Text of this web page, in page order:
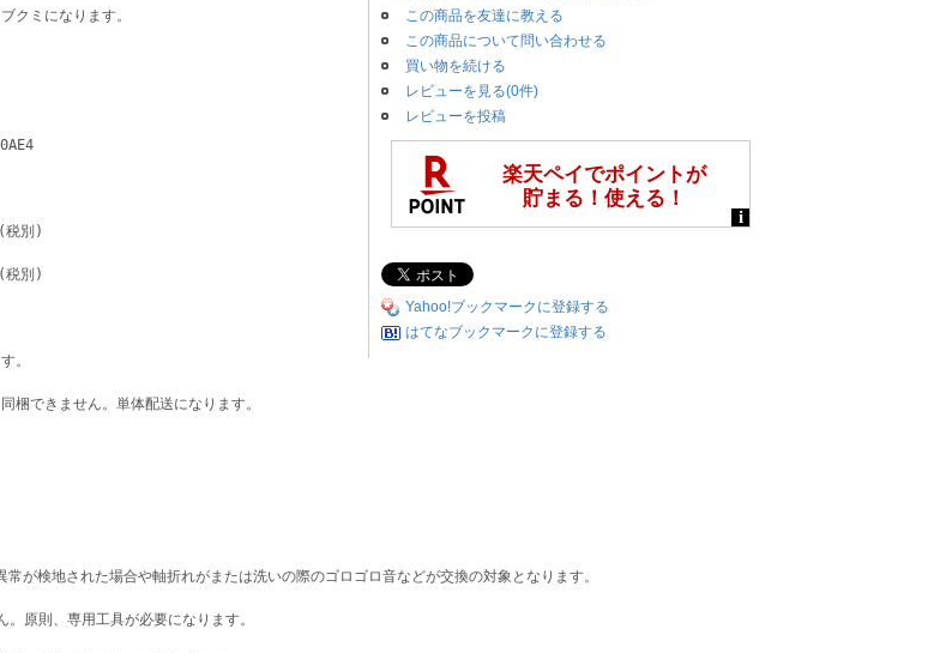
クミになります。
税別)
税別)
。
梱できません。単体配送になります。
が検地された場合や軸折れがまたは洗いの際のゴロゴロ音などが交換の対象となります。
原則、専用工具が必要になります。
この商品を友達に教える
この商品について問い合わせる
買い物を続ける
レビューを見る(0件)
レビューを投稿
Yahoo!ブックマークに登録する
はてなブックマークに登録する